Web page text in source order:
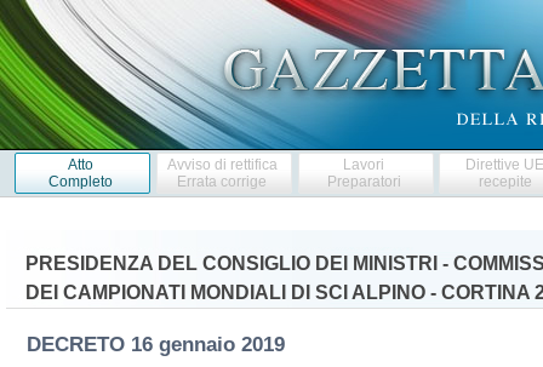
Atto
Completo
Avviso di rettifica
Errata corrige
Lavori
Preparatori
Direttive
recepite
PRESIDENZA DEL CONSIGLIO DEI MINISTRI -
DEI CAMPIONATI MONDIALI DI SCI ALPINO - CORTINA
DECRETO 16 gennaio 2019